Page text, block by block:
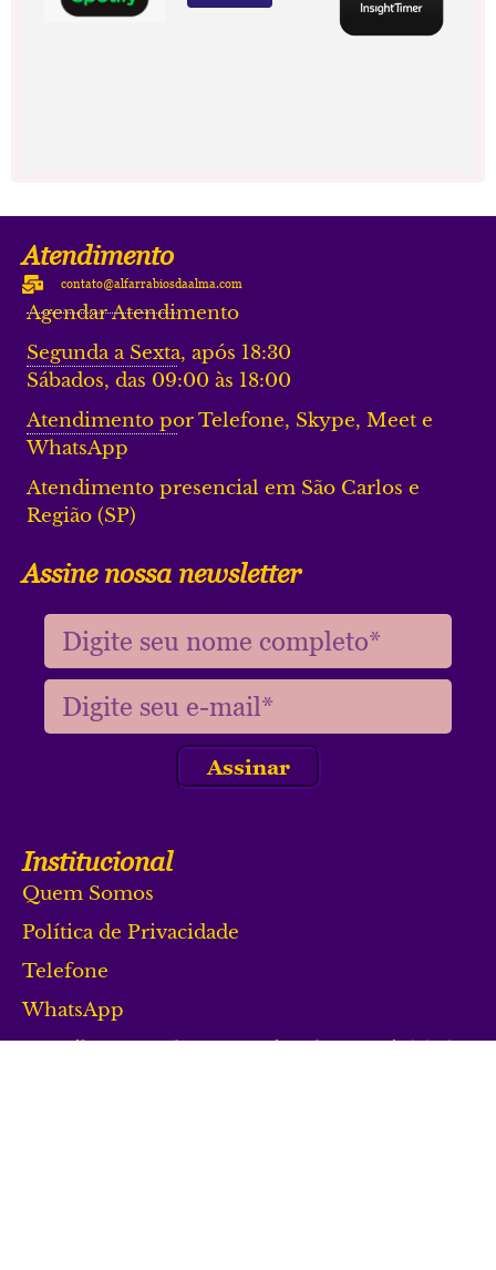
Atendimento
contato@alfarrabiosdaalma.com
Agendar Atendimento
Segunda a Sexta, após 18:30
Sábados, das 09:00 às 18:00
Atendimento por Telefone, Skype, Meet e
WhatsApp
Atendimento presencial em São Carlos e
Região (SP)
Assine nossa newsletter
Assinar
Institucional
Quem Somos
Política de Privacidade
Telefone
WhatsApp
LiberPro Salas. Rua Miguel Petroni, 1.101